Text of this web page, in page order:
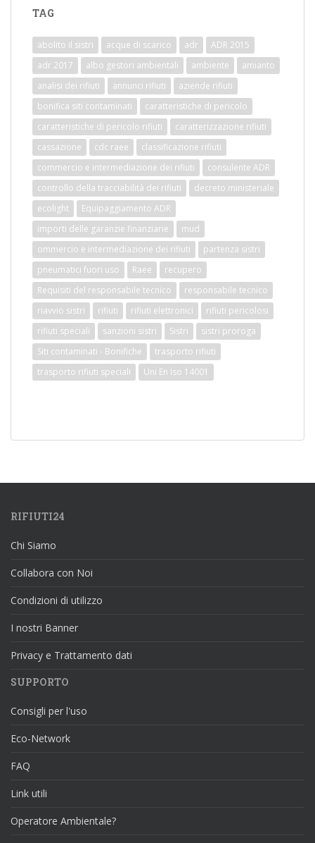
TAG
abolito il sistri acque di scarico adr
ADR 2015
adr 2017
albo gestori ambientali ambiente
amianto
analisi dei rifiuti
annunci rifiuti
aziende rifiuti
bonifica siti contaminati
caratteristiche di pericolo
caratteristiche di pericolo rifiuti
caratterizzazione rifiuti
cassazione
cdc raee
classificazione rifiuti
commercio e intermediazione dei rifiuti
consulente ADR
controllo della tracciabilità dei rifiuti
decreto ministeriale
ecolight
Equipaggiamento ADR
importi delle garanzie finanziarie
mud
ommercio e intermediazione dei rifiuti
partenza sistri
pneumatici fuori uso
Raee
recupero
Requisiti del responsabile tecnico
responsabile tecnico
riavvio sistri
rifiuti rifiuti elettronici
rifiuti pericolosi
rifiuti speciali
sanzioni sistri Sistri
sistri proroga
Siti contaminati - Bonifiche
trasporto rifiuti
trasporto rifiuti speciali
Uni En Iso 14001
RIFIUTI24
Chi Siamo
Collabora con Noi
Condizioni di utilizzo
I nostri Banner
Privacy e Trattamento dati
SUPPORTO
Consigli per l'uso
Eco-Network
FAQ
Link utili
Operatore Ambientale?